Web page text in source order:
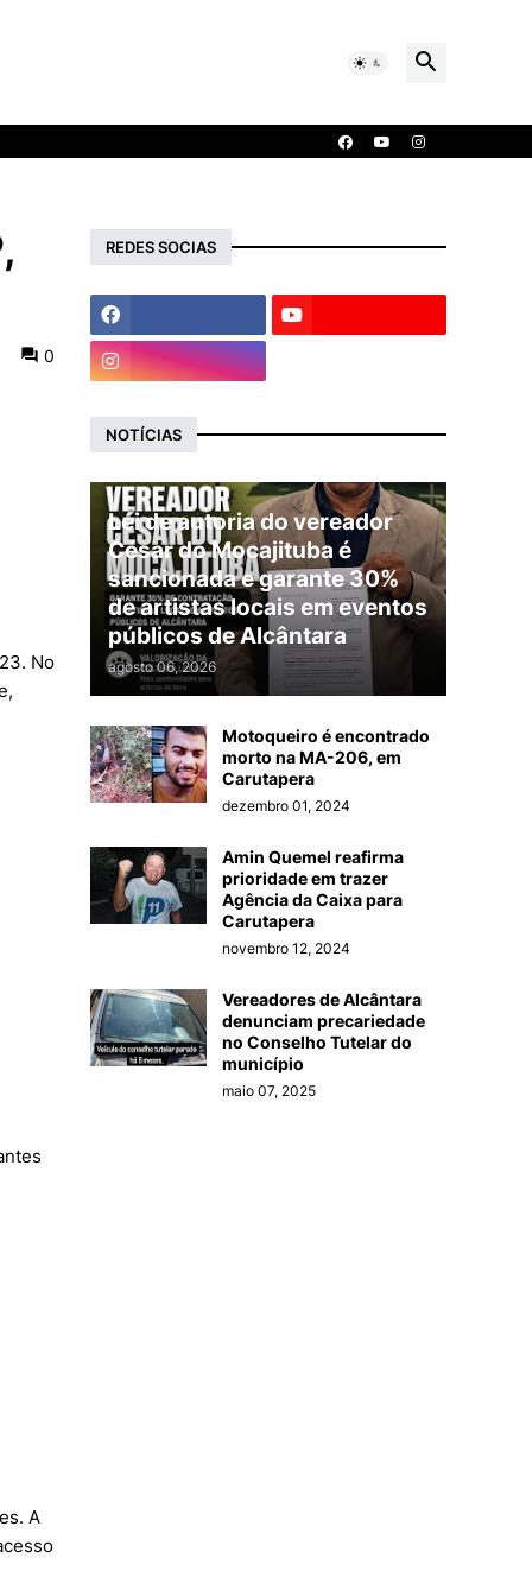
0
No
A
REDES SOCIAS
NOTÍCIAS
Lei de autoria do vereador
César do Mocajituba é
sancionada e garante 30%
de artistas locais em eventos
públicos de Alcântara
agosto 06, 2026
Motoqueiro é encontrado
morto na MA-206, em
Carutapera
dezembro 01, 2024
Amin Quemel reafirma
prioridade em trazer
Agência da Caixa para
Carutapera
novembro 12, 2024
Vereadores de Alcântara
denunciam precariedade
no Conselho Tutelar do
município
maio 07, 2025